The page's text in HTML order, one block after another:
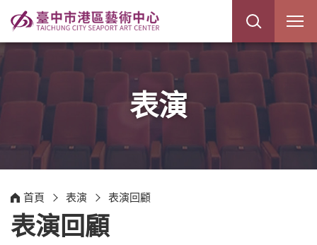
網
站
表演
首頁 表演 表演回顧
表演回顧